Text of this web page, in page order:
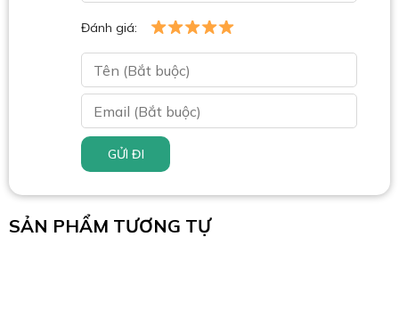
Đánh giá:
GỬI ĐI
SẢN PHẨM TƯƠNG TỰ